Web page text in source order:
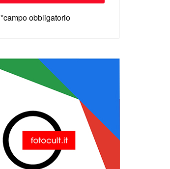
*campo obbligatorio